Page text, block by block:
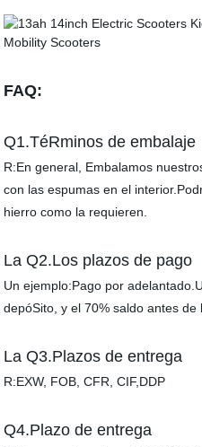
FAQ:
Q1.TéRminos de embalaje
R:En general, Embalamos
con las espumas en el
hierro como la requieren.
La Q2.Los plazos de pago
Un ejemplo:Pago por
depóSito, y el 70% saldo antes de
La Q3.Plazos de entrega
R:EXW, FOB, CFR, CIF,DDP
Q4.Plazo de entrega